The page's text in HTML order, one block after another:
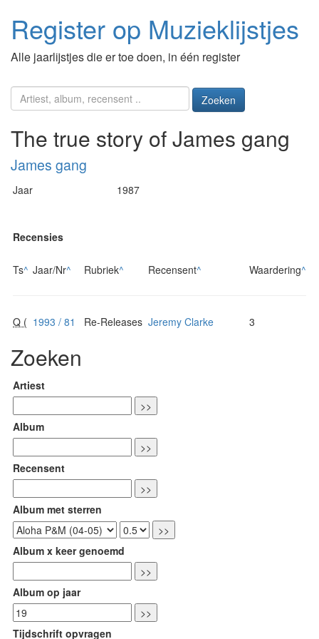
Register op Muzieklijstjes
Alle jaarlijstjes die er toe doen, in één register
Zoeken
The true story of James gang
James gang
Jaar 1987
Recensies
Ts^ Jaar/Nr^ Rubriek^ Recensent^ Waardering^
Q ( 1993 / 81 Re-Releases Jeremy Clarke 3
Zoeken
Artiest
Album
Recensent
Album met sterren
Album x keer genoemd
Album op jaar
Tijdschrift opvragen